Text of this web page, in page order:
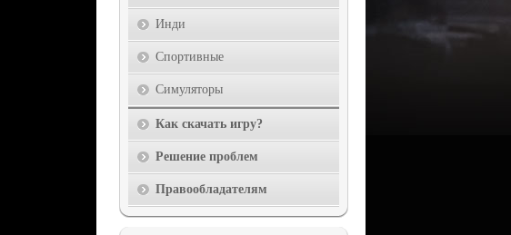
Инди
Спортивные
Симуляторы
Как скачать игру?
Решение проблем
Правообладателям